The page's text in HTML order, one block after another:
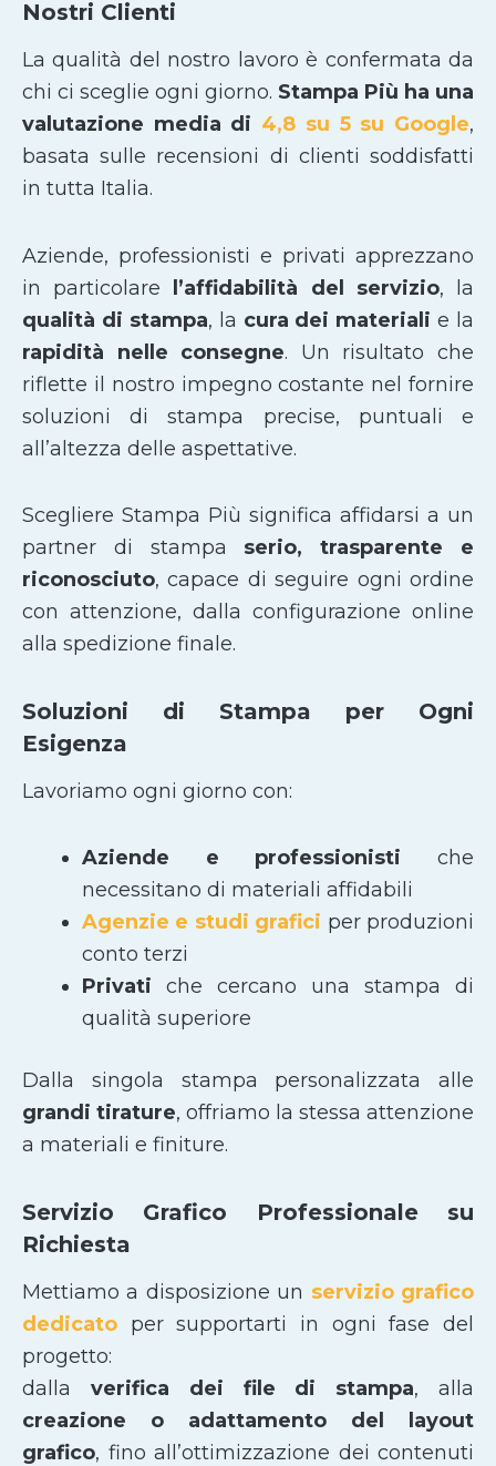
Nostri Clienti
La qualità del nostro lavoro è confermata da
chi ci sceglie ogni giorno. Stampa Più ha una
valutazione media di 4,8 su 5 su Google,
basata sulle recensioni di clienti soddisfatti
in tutta Italia.
Aziende, professionisti e privati apprezzano
in particolare
l’affidabilità del servizio, la
qualità di stampa, la cura dei materiali e la
rapidità nelle consegne. Un risultato che
riflette il nostro impegno costante nel fornire
soluzioni di stampa precise, puntuali e
all’altezza delle aspettative.
Scegliere Stampa Più significa affidarsi a un
partner di stampa serio, trasparente e
riconosciuto, capace di seguire ogni ordine
con attenzione, dalla configurazione online
alla spedizione finale.
Soluzioni di Stampa per Ogni
Esigenza
Lavoriamo ogni giorno con:
Aziende e professionisti che
necessitano di materiali affidabili
Agenzie e studi grafici per produzioni
conto terzi
Privati che cercano una stampa di
qualità superiore
Dalla singola stampa personalizzata alle
grandi tirature, offriamo la stessa attenzione
a materiali e finiture.
Servizio Grafico Professionale su
Richiesta
Mettiamo a disposizione un servizio grafico
dedicato per supportarti in ogni fase del
progetto:
dalla verifica dei file di stampa, alla
creazione o adattamento del layout
grafico, fino all’ottimizzazione dei contenuti